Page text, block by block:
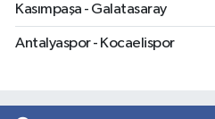
Kasımpaşa - Galatasaray
Antalyaspor - Kocaelispor